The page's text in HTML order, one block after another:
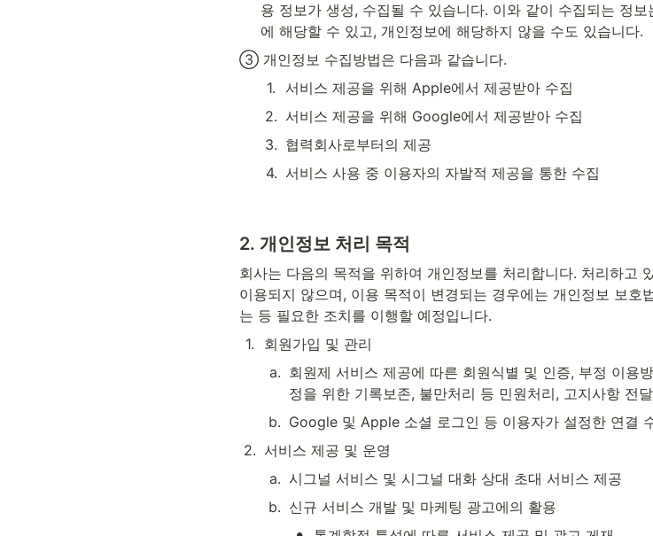
용 정보가 생성, 수집될 수 있습니다. 이와 같이 수집되는 정
에 해당할 수 있고, 개인정보에 해당하지 않을 수도 있습니다.
③ 개인정보 수집방법은 다음과 같습니다.
1. 서비스 제공을 위해 Apple에서 제공받아 수집
2. 서비스 제공을 위해 Google에서 제공받아 수집
3. 협력회사로부터의 제공
4. 서비스 사용 중 이용자의 자발적 제공을 통한 수집
2. 개인정보 처리 목적
회사는 다음의 목적을 위하여 개인정보를 처리합니다. 처리하고
이용되지 않으며, 이용 목적이 변경되는 경우에는 개인정보 보
는 등 필요한 조치를 이행할 예정입니다.
1.
회원가입 및 관리
a. 회원제 서비스 제공에 따른 회원식별 및 인증, 부정 이용
정을 위한 기록보존, 불만처리 등 민원처리, 고지사항 전달
b. Google 및 Apple 소셜 로그인 등 이용자가 설정한 연결
2. 서비스 제공 및 운영
a. 시그널 서비스 및 시그널 대화 상대 초대 서비스 제공
b. 신규 서비스 개발 및 마케팅 광고에의 활용